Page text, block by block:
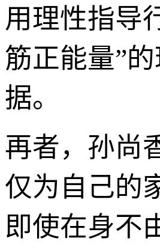
用理性指导
筋正能量”
据。
再者，孙尚
仅为自己的
即使在身不